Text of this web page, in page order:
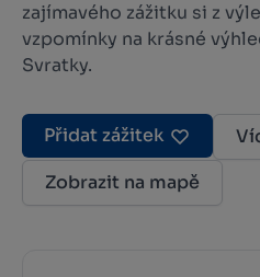
zajímavého zážitku si z
vzpomínky na krásné
Svratky.
Přidat zážitek
Zobrazit na mapě